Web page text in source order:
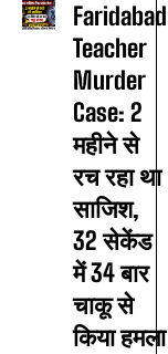
Faridabad
Teacher
Murder
Case: 2
महीने से
रच रहा था
साजिश,
32 सेकेंड
में 34 बार
चाकू से
किया हमला